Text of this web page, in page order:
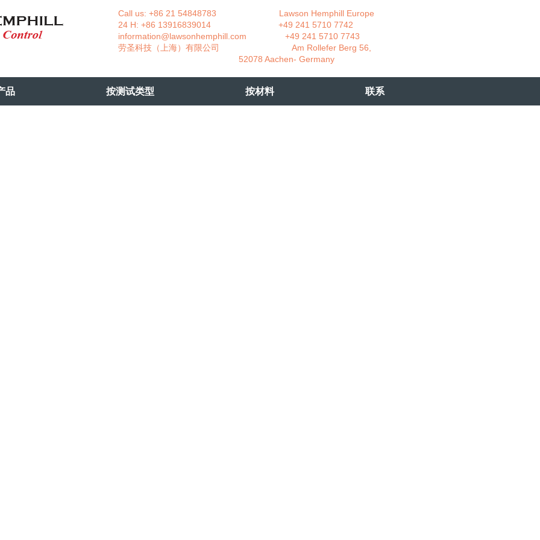
Call us: +86 21 54848783 Lawson Hemphill Europe
24 H: +86 13916839014 +49 241 5710 7742
information@lawsonhemphill.com +49 241 5710 7743
​劳圣科技（上海）有限公司 Am Rollefer Berg 56,
52078 Aachen- Germany
品 按测试类型 按材料 联系